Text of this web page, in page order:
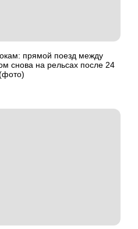
прямой поезд между
снова на рельсах после 24